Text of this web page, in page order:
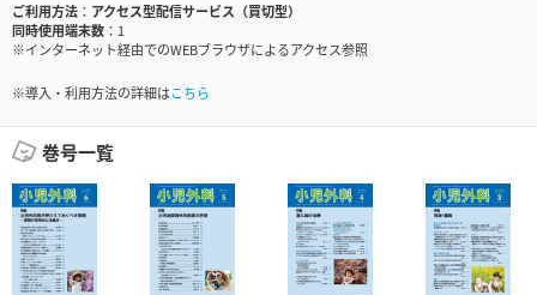
ご利用方法
アクセス型配信サービス（買切型）
同時使用端末数
1
※インターネット経由でのWEBブラウザによるアクセス参照
※導入・利用方法の詳細はこちら
巻号一覧